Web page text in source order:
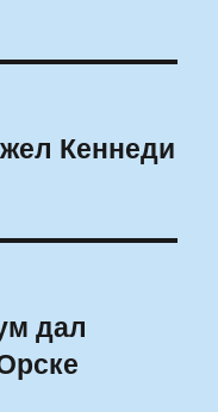
Кеннеди
дал